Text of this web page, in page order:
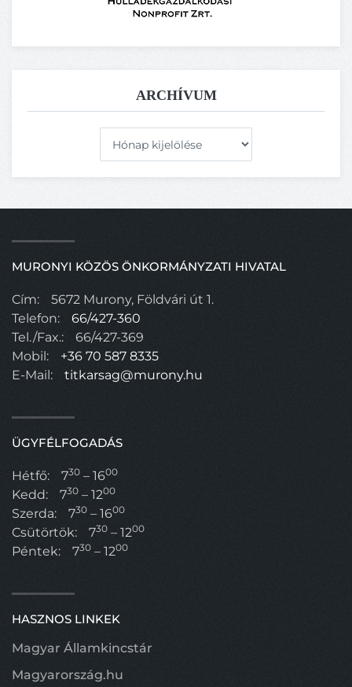
ARCHÍVUM
MURONYI KÖZÖS ÖNKORMÁNYZATI HIVATAL
Cím:
5672 Murony, Földvári út 1.
Telefon:
66/427-360
Tel./Fax.:
66/427-369
Mobil:
+36 70 587 8335
E-Mail:
titkarsag@murony.hu
ÜGYFÉLFOGADÁS
Hétfő: 730 – 1600
Kedd: 730 – 1200
Szerda: 730 – 1600
Csütörtök: 730 – 1200
Péntek: 730 – 1200
HASZNOS LINKEK
Magyar Államkincstár
Magyarország.hu